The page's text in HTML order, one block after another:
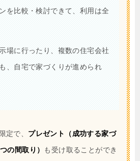
を比較・検討できて、利用は全
場に行ったり、複数の住宅会社
、自宅で家づくりが進められ
定で、 プレゼント（成功する家づ
の間取り） も受け取ることができ